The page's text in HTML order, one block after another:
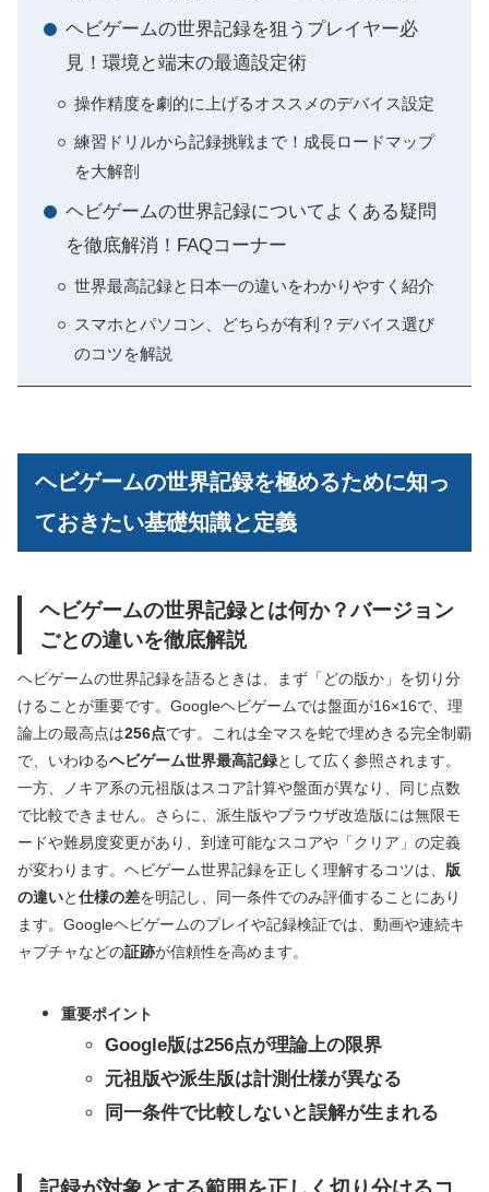
ヘビゲームの世界記録を狙うプレイヤー必
見！環境と端末の最適設定術
操作精度を劇的に上げるオススメのデバイス設定
練習ドリルから記録挑戦まで！成長ロードマップ
を大解剖
ヘビゲームの世界記録についてよくある疑問
を徹底解消！FAQコーナー
世界最高記録と日本一の違いをわかりやすく紹介
スマホとパソコン、どちらが有利？デバイス選び
のコツを解説
ヘビゲームの世界記録を極めるために知っ
ておきたい基礎知識と定義
ヘビゲームの世界記録とは何か？バージョン
ごとの違いを徹底解説
ヘビゲームの世界記録を語るときは、まず「どの版か」を切り分
けることが重要です。Googleヘビゲームでは盤面が16×16で、理
論上の最高点は256点です。これは全マスを蛇で埋めきる完全制覇
で、いわゆるヘビゲーム世界最高記録として広く参照されます。
一方、ノキア系の元祖版はスコア計算や盤面が異なり、同じ点数
で比較できません。さらに、派生版やブラウザ改造版には無限モ
ードや難易度変更があり、到達可能なスコアや「クリア」の定義
が変わります。ヘビゲーム世界記録を正しく理解するコツは、 版
の違いと仕様の差を明記し、同一条件でのみ評価することにあり
ます。Googleヘビゲームのプレイや記録検証では、動画や連続キ
ャプチャなどの証跡が信頼性を高めます。
重要ポイント
Google版は256点が理論上の限界
元祖版や派生版は計測仕様が異なる
同一条件で比較しないと誤解が生まれる